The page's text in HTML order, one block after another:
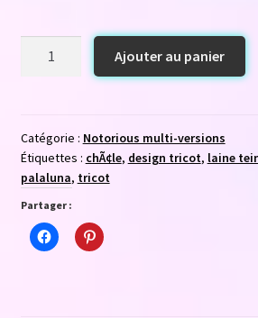
Ajouter au panier
Catégorie : Notorious multi-versions
Étiquettes : chÃ¢le, design tricot, laine
palaluna, tricot
Partager :